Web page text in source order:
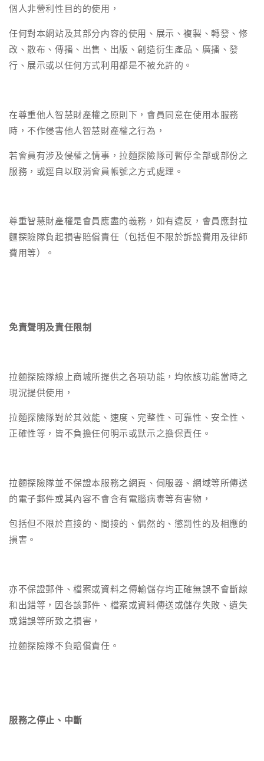
個人非營利性目的的使用，
任何對本網站及其部分内容的使用、展示、複製、轉發、修
改、散布、傳播、出售、出版、創造衍生產品、廣播、發
行、展示或以任何方式利用都是不被允許的。
在尊重他人智慧財產權之原則下，會員同意在使用本服務
時，不作侵害他人智慧財產權之行為，
若會員有涉及侵權之情事，拉麵探險隊可暫停全部或部份之
服務，或逕自以取消會員帳號之方式處理。
尊重智慧財產權是會員應盡的義務，如有違反，會員應對拉
麵探險隊負起損害賠償責任（包括但不限於訴訟費用及律師
費用等）。
免責聲明及責任限制
拉麵探險隊線上商城所提供之各項功能，均依該功能當時之
現況提供使用，
拉麵探險隊對於其效能、速度、完整性、可靠性、安全性、
正確性等，皆不負擔任何明示或默示之擔保責任。
拉麵探險隊並不保證本服務之網頁、伺服器、網域等所傳送
的電子郵件或其內容不會含有電腦病毒等有害物，
包括但不限於直接的、間接的、偶然的、懲罰性的及相應的
損害。
亦不保證郵件、檔案或資料之傳輸儲存均正確無誤不會斷線
和出錯等，因各該郵件、檔案或資料傳送或儲存失敗、遺失
或錯誤等所致之損害，
拉麵探險隊不負賠償責任。
服務之停止、中斷